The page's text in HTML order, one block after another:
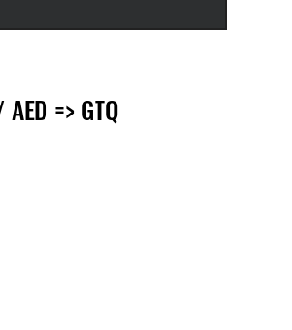
=> GTQ